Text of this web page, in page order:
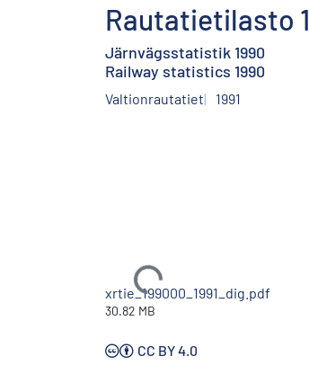
Rautatietilasto
Järnvägsstatistik 1990
Railway statistics 1990
Valtionrautatiet 1991
Ladataan...
xrtie_199000_1991_dig.pdf
30.82 MB
CC BY 4.0